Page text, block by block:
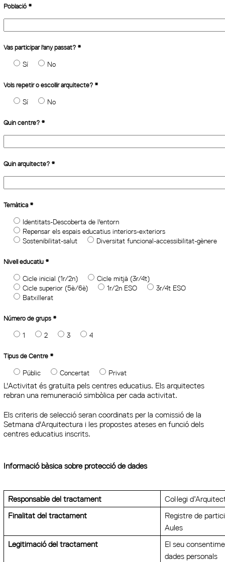
Població *
Vas participar l'any passat? *
Sí
No
Vols repetir o escollir arquitecte? *
Sí
No
Quin centre? *
Quin arquitecte? *
Temàtica*
Identitats-Descoberta de l'entorn
Repensar els espais educatius interiors-exteriors
Sostenibilitat-salut
Diversitat funcional-accessibilitat-gènere
Nivell educatiu *
Cicle inicial (1r/2n)
Cicle mitjà (3r/4t)
Cicle superior (5è/6è)
1r/2n ESO
3r/4t ESO
Batxillerat
Número de grups *
1
2 3 4
Tipus de Centre *
Públic
Concertat Privat
L'Activitat és gratuïta pels centres educatius. Els arquitectes
rebran una remuneració simbòlica per cada activitat.
Els criteris de selecció seran coordinats per la comissió de la
Setmana d'Arquitectura i les propostes ateses en funció dels
centres educatius inscrits.
Informació bàsica sobre protecció de dades
Responsable del tractament
Col·legi
Finalitat del tractament
Registre de
Aules
Legitimació del tractament
El seu
dades personals